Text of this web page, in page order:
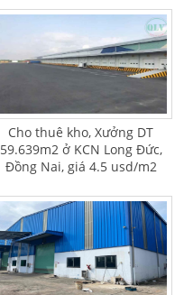
Cho thuê kho, Xưởng DT
59.639m2 ở KCN Long Đức,
Đồng Nai, giá 4.5 usd/m2